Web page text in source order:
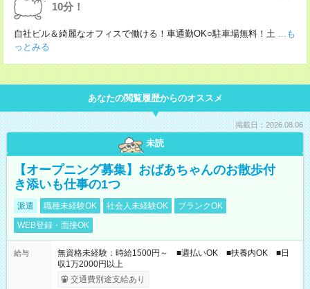
10分！
自社ビル＆綺麗なオフィスで働ける！車通勤OK○駐車場無料！土 ...も
っとみる
あなたの閲覧履歴からのオススメ
掲載日：2026.08.06
未読
【オープニング募集】おばあちゃんのお散歩付
き添いも仕事の1つ
派遣 職種未経験OK 社会人未経験OK
ブランクOK
WEB登録・面接OK
給与
無資格未経験：時給1500円～ ■週払いOK ■扶養内OK ■日
収1万2000円以上
交通費別途支給あり